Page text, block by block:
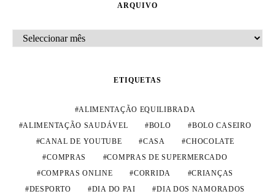
ARQUIVO
ARQUIVO
ETIQUETAS
ALIMENTAÇÃO EQUILIBRADA
ALIMENTAÇÃO SAUDÁVEL
BOLO
BOLO CASEIRO
CANAL DE YOUTUBE
CASA
CHOCOLATE
COMPRAS
COMPRAS DE SUPERMERCADO
COMPRAS ONLINE
CORRIDA
CRIANÇAS
DESPORTO
DIA DO PAI
DIA DOS NAMORADOS